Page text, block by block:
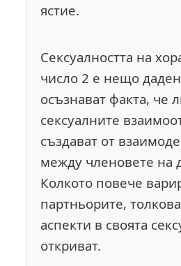
ястие.
Сексуалността на
число 2 е нещо
осъзнават факта, че
сексуалните
създават от
между членовете на
Колкото повече
партньорите,
аспекти в своята
откриват.